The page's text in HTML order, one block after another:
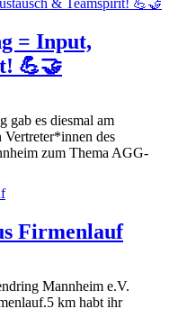
= Input,
💪🤝
gab es diesmal am
Vertreter*innen des
zum Thema AGG-
Firmenlauf
Mannheim e.V.
km habt ihr